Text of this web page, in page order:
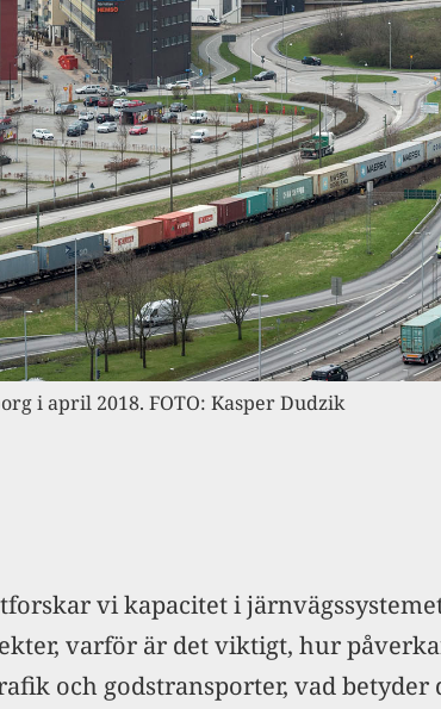
i april 2018. FOTO: Kasper Dudzik
vi kapacitet i
varför är det viktigt, hur
och godstransporter, vad betyder